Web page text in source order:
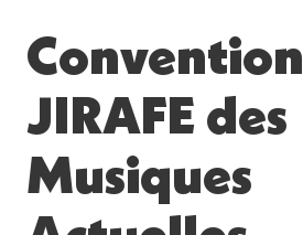
Convention
JIRAFE des
Musiques